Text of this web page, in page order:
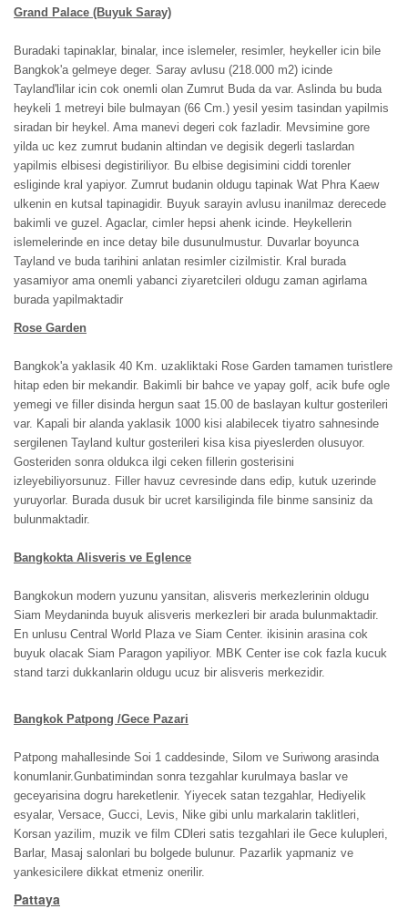
Grand Palace (Buyuk Saray)
Buradaki tapinaklar, binalar, ince islemeler, resimler, heykeller icin bile
Bangkok'a gelmeye deger. Saray avlusu (218.000 m2) icinde
Tayland'lilar icin cok onemli olan Zumrut Buda da var. Aslinda bu buda
heykeli 1 metreyi bile bulmayan (66 Cm.) yesil yesim tasindan yapilmis
siradan bir heykel. Ama manevi degeri cok fazladir. Mevsimine gore
yilda uc kez zumrut budanin altindan ve degisik degerli taslardan
yapilmis elbisesi degistiriliyor. Bu elbise degisimini ciddi torenler
esliginde kral yapiyor. Zumrut budanin oldugu tapinak Wat Phra Kaew
ulkenin en kutsal tapinagidir. Buyuk sarayin avlusu inanilmaz derecede
bakimli ve guzel. Agaclar, cimler hepsi ahenk icinde. Heykellerin
islemelerinde en ince detay bile dusunulmustur. Duvarlar boyunca
Tayland ve buda tarihini anlatan resimler cizilmistir. Kral burada
yasamiyor ama onemli yabanci ziyaretcileri oldugu zaman agirlama
burada yapilmaktadir
Rose Garden
Bangkok'a yaklasik 40 Km. uzakliktaki Rose Garden tamamen turistlere
hitap eden bir mekandir. Bakimli bir bahce ve yapay golf, acik bufe ogle
yemegi ve filler disinda hergun saat 15.00 de baslayan kultur gosterileri
var. Kapali bir alanda yaklasik 1000 kisi alabilecek tiyatro sahnesinde
sergilenen Tayland kultur gosterileri kisa kisa piyeslerden olusuyor.
Gosteriden sonra oldukca ilgi ceken fillerin gosterisini
izleyebiliyorsunuz. Filler havuz cevresinde dans edip, kutuk uzerinde
yuruyorlar. Burada dusuk bir ucret karsiliginda file binme sansiniz da
bulunmaktadir.
Bangkokta Alisveris ve Eglence
Bangkokun modern yuzunu yansitan, alisveris merkezlerinin oldugu
Siam Meydaninda buyuk alisveris merkezleri bir arada bulunmaktadir.
En unlusu Central World Plaza ve Siam Center. ikisinin arasina cok
buyuk olacak Siam Paragon yapiliyor. MBK Center ise cok fazla kucuk
stand tarzi dukkanlarin oldugu ucuz bir alisveris merkezidir.
Bangkok Patpong /Gece Pazari
Patpong mahallesinde Soi 1 caddesinde, Silom ve Suriwong arasinda
konumlanir.Gunbatimindan sonra tezgahlar kurulmaya baslar ve
geceyarisina dogru hareketlenir. Yiyecek satan tezgahlar, Hediyelik
esyalar, Versace, Gucci, Levis, Nike gibi unlu markalarin taklitleri,
Korsan yazilim, muzik ve film CDleri satis tezgahlari ile Gece kulupleri,
Barlar, Masaj salonlari bu bolgede bulunur. Pazarlik yapmaniz ve
yankesicilere dikkat etmeniz onerilir.
Pattaya